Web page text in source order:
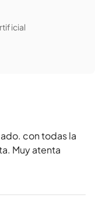
con todas la
Muy atenta